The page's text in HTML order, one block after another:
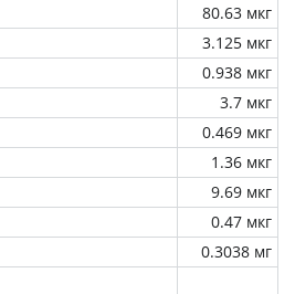
80.63 мкг
3.125 мкг
0.938 мкг
3.7 мкг
0.469 мкг
1.36 мкг
9.69 мкг
0.47 мкг
0.3038 мг